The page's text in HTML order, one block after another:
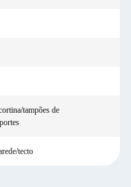
tampões de
tecto